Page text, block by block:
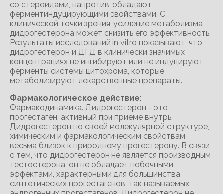
со стероидами, напротив, обладают
ферментиндуцирующими свойствами. С
клинической точки зрения, усиление метаболизма
дидрогестерона может снизить его эффективность.
Результаты исследований in vitro показывают, что
дидрогестерон и ДГД в клинически значимых
концентрациях не ингибируют или не индуцируют
ферменты системы цитохрома, которые
метаболизируют лекарственные препараты.
Фармакологическое действие:
Фармакодинамика. Дидрогестерон - это
прогестаген, активный при приеме внутрь.
Дидрогестерон по своей молекулярной структуре,
химическим и фармакологическим свойствам
весьма близок к природному прогестерону. В связи
с тем, что дидрогестерон не является производным
тестостерона, он не обладает побочными
эффектами, характерными для большинства
синтетических прогестагенов, так называемых